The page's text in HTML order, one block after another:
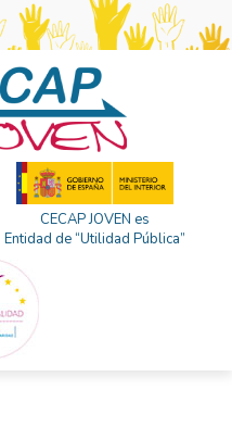
CECAP JOVEN es
Entidad de “Utilidad Pública”